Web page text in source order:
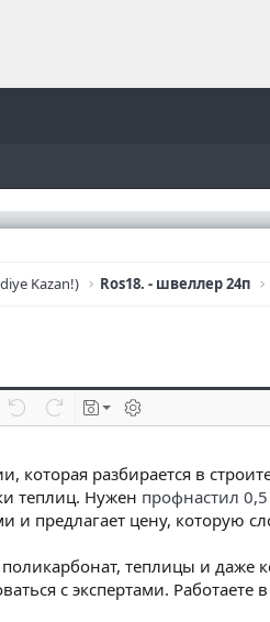
Kazan!) Ros18. - швеллер 24п
которая разбирается в
теплиц. Нужен профнастил
предлагает цену, которую
теплицы и
с экспертами.